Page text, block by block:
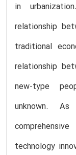
in
relationship
traditional
relationship
new-type
unknown.
technology